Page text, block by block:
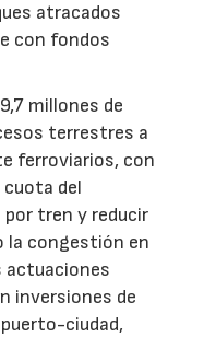
atracados
con fondos
millones de
terrestres a
ferroviarios, con
del
tren y reducir
la congestión en
actuaciones
inversiones de
ciudad,